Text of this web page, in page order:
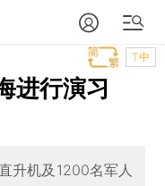
T中
进行演习
升机及1200名军人